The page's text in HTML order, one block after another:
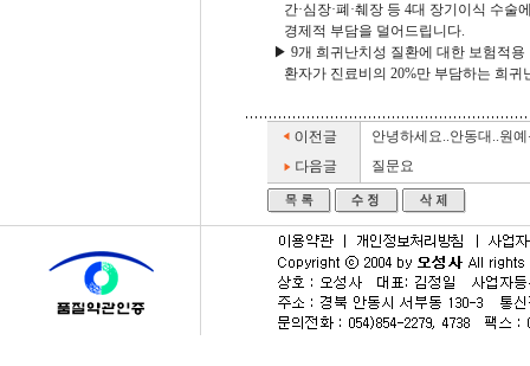
간·심장·폐·췌장 등 4대 장기이식 수술
경제적 부담을 덜어드립니다.
▶ 9개 희귀난치성 질환에 대한 보험적용
환자가 진료비의 20%만 부담하는 희귀
안녕하세요..안동대..원
질문요